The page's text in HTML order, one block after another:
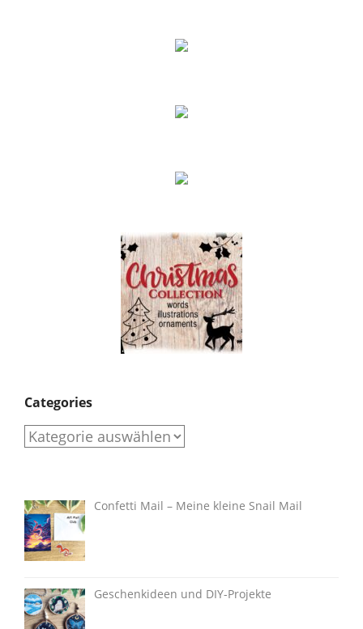
Categories
Categories
Confetti Mail – Meine kleine Snail Mail
Geschenkideen und DIY-Projekte